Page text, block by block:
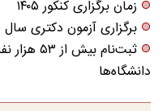
زمان برگزاری کنکور ۱۴۰۵
برگزاری آزمون دکتری سال ۱۴۰۵ به تعویق افتاد
ثبت‌نام
دانشگاه‌ها